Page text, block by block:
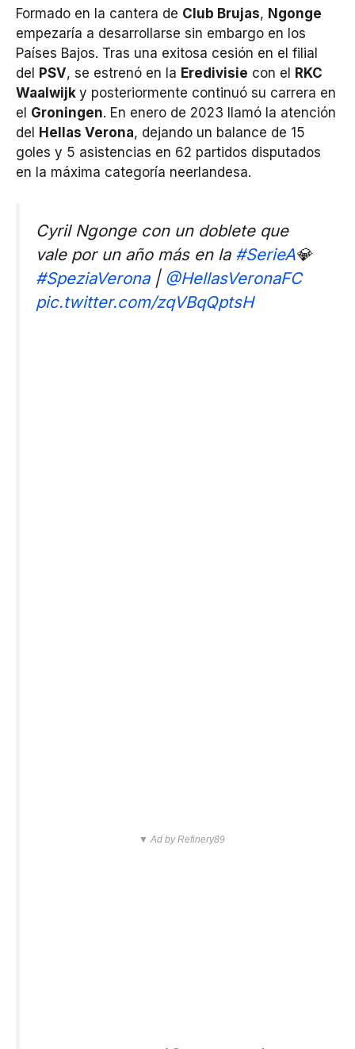
Formado en la cantera de Club Brujas, Ngonge
empezaría a desarrollarse sin embargo en los
Países Bajos. Tras una exitosa cesión en el filial
del
PSV, se estrenó en la Eredivisie con el
RKC
Waalwijk y posteriormente continuó su carrera en
el Groningen. En enero de 2023 llamó la atención
del
Hellas Verona, dejando un balance de 15
goles y 5 asistencias en 62 partidos disputados
en la máxima categoría neerlandesa.
Cyril Ngonge con un doblete que
vale por un año más en la #SerieA💎
#SpeziaVerona| @HellasVeronaFC
pic.twitter.com/zqVBqQptsH
▼ Ad by Refinery89